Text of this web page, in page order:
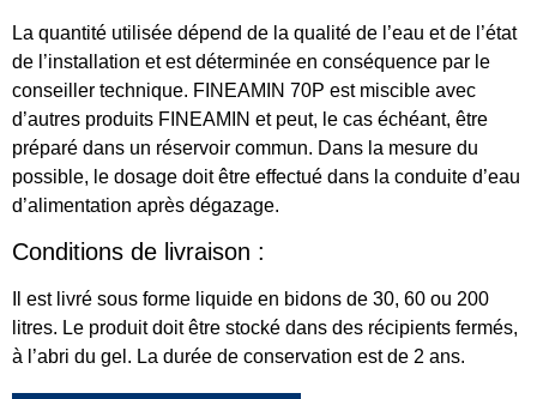
La quantité utilisée dépend de la qualité de l’eau et de l’état
de l’installation et est déterminée en conséquence par le
conseiller technique. FINEAMIN 70P est miscible avec
d’autres produits FINEAMIN et peut, le cas échéant, être
préparé dans un réservoir commun. Dans la mesure du
possible, le dosage doit être effectué dans la conduite d’eau
d’alimentation après dégazage.
Conditions de livraison :
Il est livré sous forme liquide en bidons de 30, 60 ou 200
litres. Le produit doit être stocké dans des récipients fermés,
à l’abri du gel. La durée de conservation est de 2 ans.